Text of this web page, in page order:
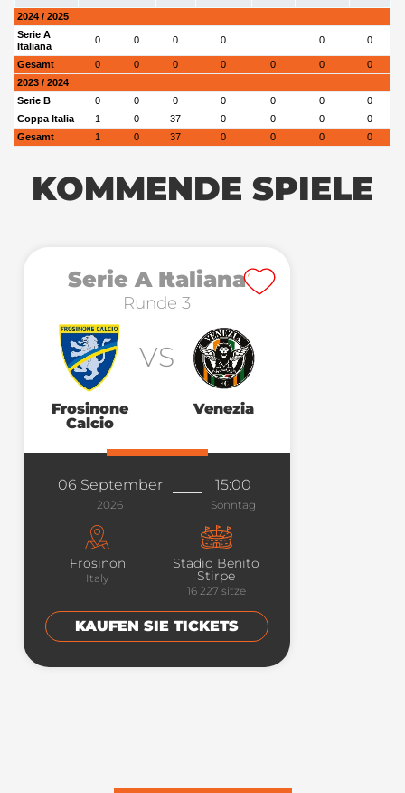
2024 / 2025
Serie A
Italiana
0 0 0 0 0 0
Gesamt 0 0 0 0 0 0
0
2023 / 2024
Serie B
0 0 0 0 0 0
0
Coppa Italia
1 0 37 0 0 0
0
Gesamt
1 0 37 0 0 0 0
KOMMENDE SPIELE
Serie A Italiana
Runde 3
Frosinone
Calcio
VS
Venezia
06 September
2026
15:00
Sonntag
Frosinon
Italy
Stadio Benito
Stirpe
16 227 sitze
KAUFEN SIE TICKETS